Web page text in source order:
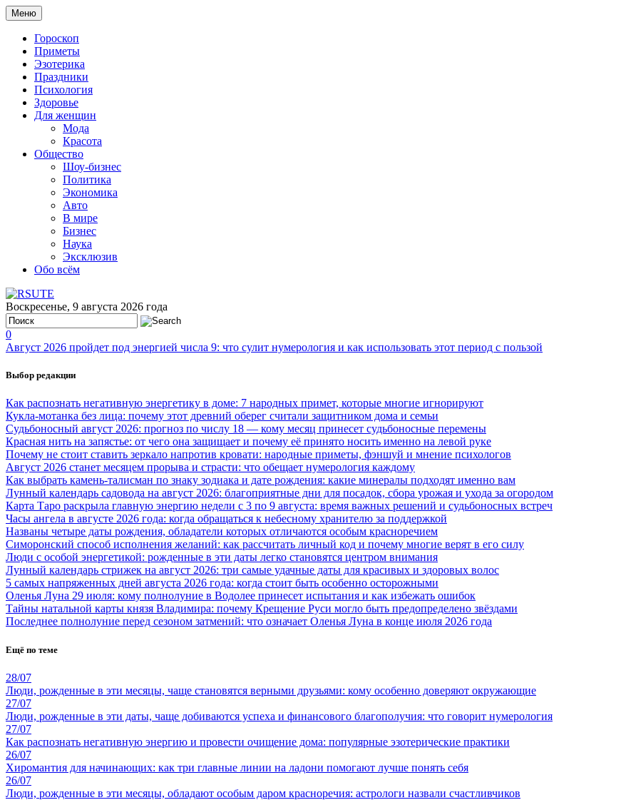
Меню
Гороскоп
Приметы
Эзотерика
Праздники
Психология
Здоровье
Для женщин
Мода
Красота
Общество
Шоу-бизнес
Политика
Экономика
Авто
В мире
Бизнес
Наука
Эксклюзив
Обо всём
Воскресенье, 9 августа 2026 года
0
Август 2026 пройдет под энергией числа 9: что сулит нумерология и как использовать этот период с пользой
Выбор редакции
Как распознать негативную энергетику в доме: 7 народных примет, которые многие игнорируют
Кукла-мотанка без лица: почему этот древний оберег считали защитником дома и семьи
Судьбоносный август 2026: прогноз по числу 18 — кому месяц принесет судьбоносные перемены
Красная нить на запястье: от чего она защищает и почему её принято носить именно на левой руке
Почему не стоит ставить зеркало напротив кровати: народные приметы, фэншуй и мнение психологов
Август 2026 станет месяцем прорыва и страсти: что обещает нумерология каждому
Как выбрать камень-талисман по знаку зодиака и дате рождения: какие минералы подходят именно вам
Лунный календарь садовода на август 2026: благоприятные дни для посадок, сбора урожая и ухода за огородом
Карта Таро раскрыла главную энергию недели с 3 по 9 августа: время важных решений и судьбоносных встреч
Часы ангела в августе 2026 года: когда обращаться к небесному хранителю за поддержкой
Названы четыре даты рождения, обладатели которых отличаются особым красноречием
Симоронский способ исполнения желаний: как рассчитать личный код и почему многие верят в его силу
Люди с особой энергетикой: рожденные в эти даты легко становятся центром внимания
Лунный календарь стрижек на август 2026: три самые удачные даты для красивых и здоровых волос
5 самых напряженных дней августа 2026 года: когда стоит быть особенно осторожными
Оленья Луна 29 июля: кому полнолуние в Водолее принесет испытания и как избежать ошибок
Тайны натальной карты князя Владимира: почему Крещение Руси могло быть предопределено звёздами
Последнее полнолуние перед сезоном затмений: что означает Оленья Луна в конце июля 2026 года
Ещё по теме
28/07
Люди, рожденные в эти месяцы, чаще становятся верными друзьями: кому особенно доверяют окружающие
27/07
Люди, рожденные в эти даты, чаще добиваются успеха и финансового благополучия: что говорит нумерология
27/07
Как распознать негативную энергию и провести очищение дома: популярные эзотерические практики
26/07
Хиромантия для начинающих: как три главные линии на ладони помогают лучше понять себя
26/07
Люди, рожденные в эти месяцы, обладают особым даром красноречия: астрологи назвали счастливчиков